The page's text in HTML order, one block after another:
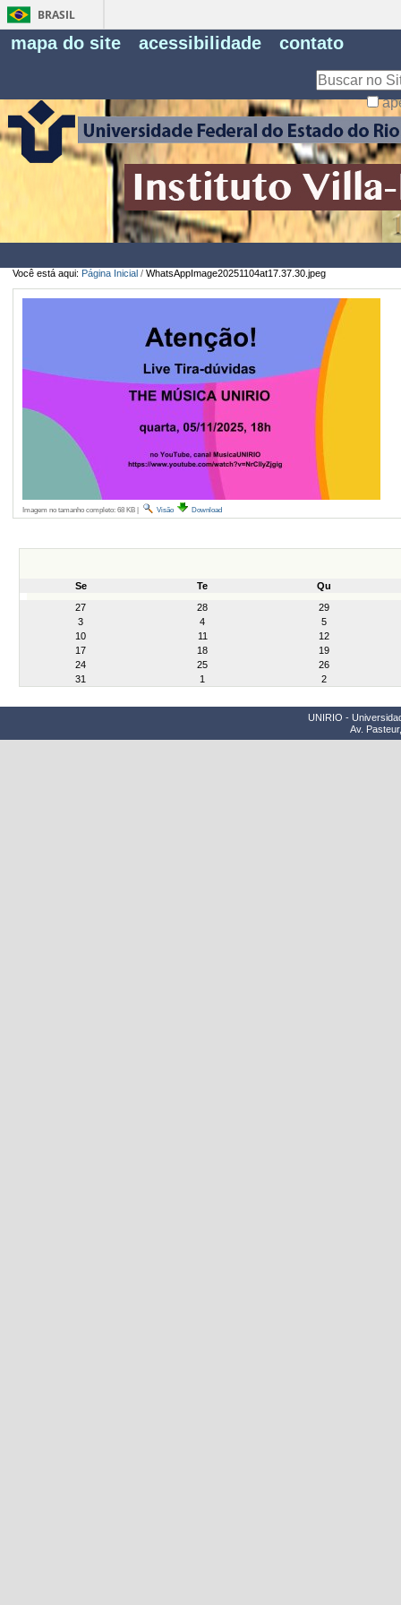
BRASIL
mapa do site acessibilidade contato
Você está aqui: Página Inicial / WhatsAppImage20251104at17.37.30.jpeg
Imagem no tamanho completo: 68 KB| Visão Download
Se Te
Qu
27
28
29
3
4
5
10
11
12
17
18
19
24
25
26
31
1 2
UNIRIO -
Av.